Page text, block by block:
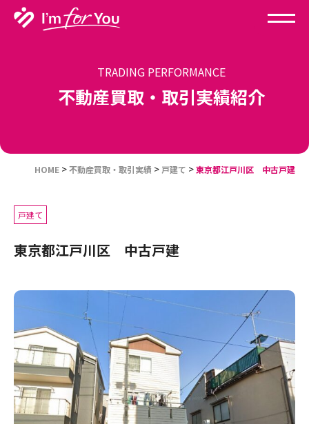
TRADING PERFORMANCE
不動産買取・取引実績紹介
HOME >不動産買取・取引実績 > 戸建て >東京都江戸川区 中古戸建
戸建て
東京都江戸川区 中古戸建